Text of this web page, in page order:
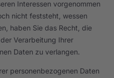
Interessen vorgenommen
nicht feststeht, wessen
haben Sie das Recht, die
Verarbeitung Ihrer
Daten zu verlangen.
personenbezogenen Daten